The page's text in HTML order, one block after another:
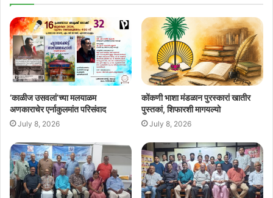
‘काळीज उसवलां’च्या मलयाळम
अणकाराचेर एर्नाकुलमांत परिसंवाद
July 8, 2026
कोंकणी भाशा मंडळान पुरस्कारां खातीर
पुस्तकां, शिफारशी मागयल्यो
July 8, 2026